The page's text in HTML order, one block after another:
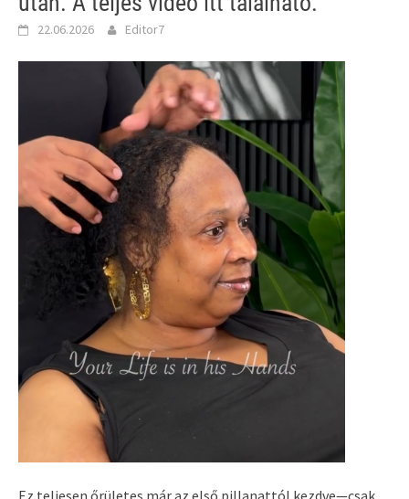
22.06.2026 Editor7